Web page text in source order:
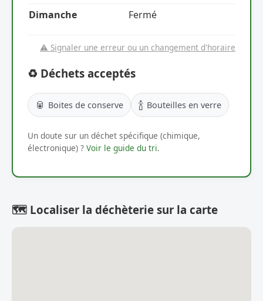
Dimanche
Fermé
⚠️ Signaler une erreur ou un changement d'horaire
♻️ Déchets acceptés
🥫 Boites de conserve 🍾 Bouteilles en verre
Un doute sur un déchet spécifique (chimique,
électronique) ? Voir le guide du tri.
🗺️ Localiser la déchèterie sur la carte